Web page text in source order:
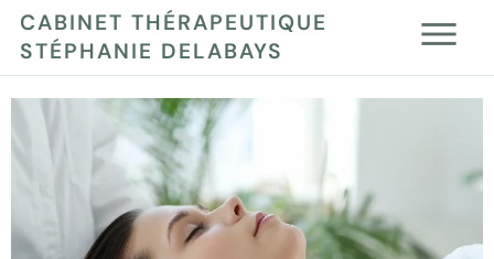
CABINET THÉRAPEUTIQUE
STÉPHANIE DELABAYS